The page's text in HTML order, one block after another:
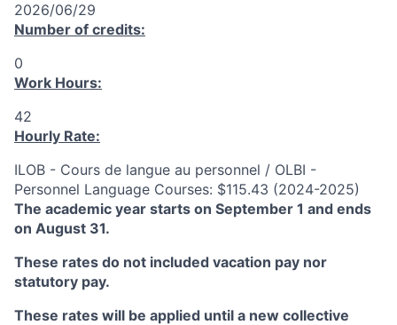
2026/06/29
Number of credits:
0
Work Hours:
42
Hourly Rate:
ILOB - Cours de langue au personnel / OLBI -
Personnel Language Courses: $115.43 (2024-2025)
The academic year starts on September 1 and ends
on August 31.
These rates do not included vacation pay nor
statutory pay.
These rates will be applied until a new collective